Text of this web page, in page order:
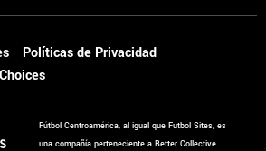
Políticas de Privacidad
Fútbol Centroamérica, al igual que Futbol Sites, es
una compañía perteneciente a Better Collective.